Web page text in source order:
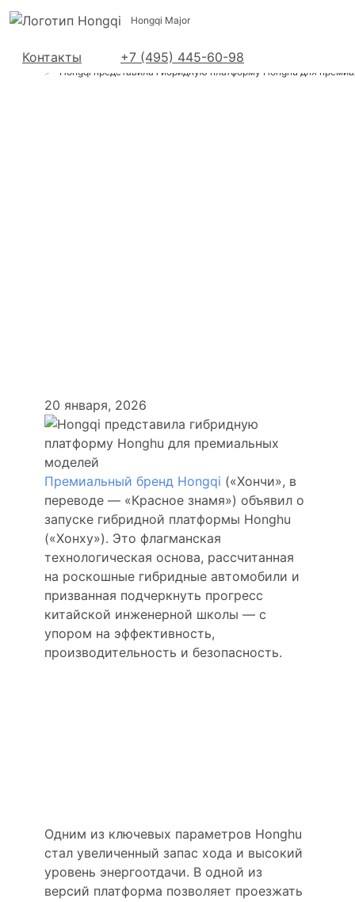
Hongqi Major
Контакты +7 (495) 445-60-98
Hongqi в Москве
Новости
Hongqi представила гибридную платформу Honghu для
20 января, 2026
Премиальный бренд Hongqi («Хончи», в
переводе — «Красное знамя») объявил о
запуске гибридной платформы Honghu
(«Хонху»). Это флагманская
технологическая основа, рассчитанная
на роскошные гибридные автомобили и
призванная подчеркнуть прогресс
китайской инженерной школы — с
упором на эффективность,
производительность и безопасность.
Одним из ключевых параметров Honghu
стал увеличенный запас хода и высокий
уровень энергоотдачи. В одной из
версий платформа позволяет проезжать